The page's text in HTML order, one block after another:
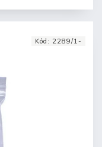
Kód: 2289/1-